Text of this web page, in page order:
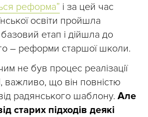
реформа” і за цей час
освіти пройшла
етап і дійшла до
– реформи старшої школи.
не був процес реалізації
що він повністю
радянського шаблону. Але
старих підходів деякі